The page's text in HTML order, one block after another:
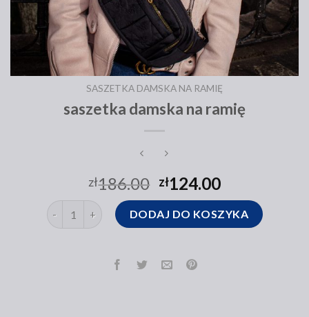
SASZETKA DAMSKA NA RAMIĘ
saszetka damska na ramię
zł186.00 zł124.00
ilość saszetka damska na ramięDODAJ DO KOSZYKA